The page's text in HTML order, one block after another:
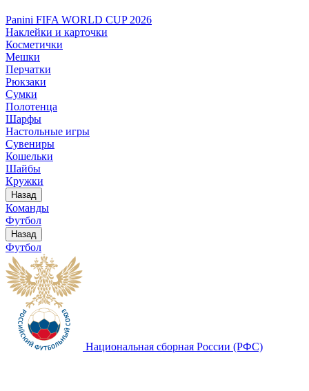
Panini FIFA WORLD CUP 2026
Наклейки и карточки
Косметички
Мешки
Перчатки
Рюкзаки
Сумки
Полотенца
Шарфы
Настольные игры
Сувениры
Кошельки
Шайбы
Кружки
Назад
Команды
Футбол
Назад
Футбол
Национальная сборная России (РФС)